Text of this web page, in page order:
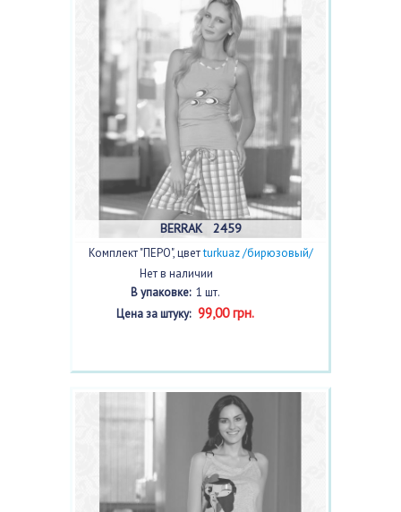
BERRAK 2459
Комплект "ПЕРО", цветturkuaz /бирюзовый/
Нет в наличии
В упаковке:1 шт.
Цена за штуку:99,00 грн.